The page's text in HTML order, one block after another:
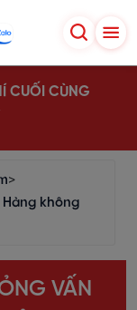
CUỐI CÙNG
>
không
VẤN